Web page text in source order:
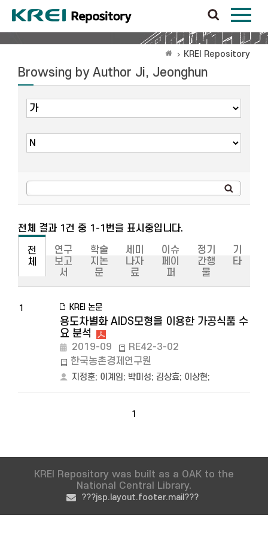
KREI Repository
Browsing by Author Ji, Jeonghun
전체 결과 1건 중 1-1번을 표시중입니다.
전
체
연구
보고
서
학술
지논
문
세미
나자
료
이슈
페이
퍼
정기
간행
물
기
타
1 KREI 논문
용도차별화 AIDS모형을 이용한 가공식품 수
요 분석
2019-09
RE42-3-02
한국농촌경제연구원
지정훈; 이계임; 박미성; 김상효; 이상현;
1
KREI Repository was built as a OAK to the
National Central Library.
???jsp.layout.footer.mail???